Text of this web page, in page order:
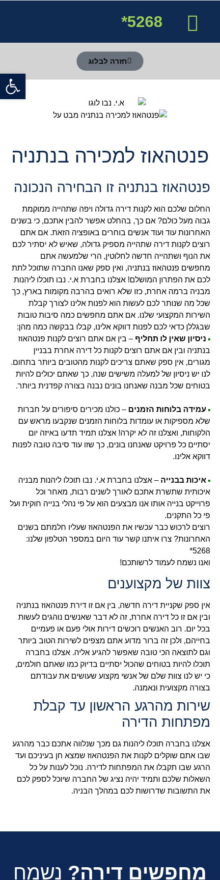
5268*
חזרה לבלוג
פנטהאוז למכירה בנתניה
פנטהאוז בנתניה זו הבחירה הנכונה
החלום שלכם הוא לקנות דירה גדולה ויפה שתהייה ממוקמת
גבוה מעל כולם? אם כך, בהחלט אפשר להבין אתכם, כי בשנים
האחרונות עוד ועוד אנשים בוחרים באופציה הזאת. אם אתם
רוצים לקנות דירה שתהייה מספיק גדולה, שאיש לא יסתיר לכם
את הנוף ושתהייה חדשה לחלוטין, הרי שלמעשה אתם
מחפשים פנטהאוז בנתניה, ואין ספק שאנו החברה שתוכל לתת
לכם את הפתרון המושלם! אצלנו בחברת א.י. נבו תוכלו ליהנות
מבניה ברמה אחרת, כזו שלא רואים בהרבה מקומות בארץ, כך
שכל מה שנותר לכם לעשות הוא לפנות אלינו לצורך קבלת
השירות המקצועי שלנו. אם אתם מחפשים כמה סיבות טובות
שבגללן כדאי לכם לפנות דווקא אלינו, קבלו בבקשה כמה מהן:
ניסיון שאין לו תחליף – בין אם אתם רוצים לקנות פנטהאוז
בנתניה ובין אם אתם רוצים לקנות כל דירה אחרת בבניין
מגורים, אין ספק שאתם צריכים לקנות מהטובים ביותר בתחום.
לנו יש ניסיון של למעלה משישים שנה, כך שאתם יכולים להיות
בטוחים שכל מבנה שאנחנו בונים נבנה בצורה קפדנית ביותר.
עמידה בלוחות הזמנים – כולנו מכירים סיפורים על חברות
שלא מספיקות או עומדות בלוחות הזמנים שנקבעו מראש עם
הלקוחות, ואצלנו זה לא יקרה! אצלנו תמיד תדעו באיזה יום
יסתיים כל פרויקט שאנחנו בונים, כך שזו עוד סיבה טובה לפנות
דווקא אלינו.
איכות בבנייה – אצלנו בחברת א.י. נבו תוכלו ליהנות מבניה
איכותית שתשרת אתכם לאורך לשנים רבות, מאחר וכל
פרוייקט בנייה אותו אנו מבצעים הוא על פי נהלי בנייה חוקית ועל
פי כל התקנים.
רוצים לרכוש כבר עכשיו את הפנטהאוז שעליו חלמתם בשנים
האחרונות? צרו איתנו קשר עוד היום במספר הטלפון שלנו:
5268*
ואנו נשמח לעמוד לרשותכם!
צוות של מקצוענים
אין ספק שקניית דירה חדשה, בין אם זו דירת פנטהאוז בנתניה
ובין אם זו כל דירה אחרת, זה לא דבר שאנשים נוהגים לעשות
בכל יום. רוב האנשים רוכשים דירות אולי פעם או פעמיים
בחייהם, ולכן זה ברור מדוע אתם מצפים לשירות הטוב ביותר
וגם לתוצאה הכי טובה שאפשר להגיע אליה. אצלנו בחברה
תוכלו להיות בטוחים שהכול יסתיים בדיוק כמו שאתם חולמים,
כי יש לנו צוות שלם של אנשי מקצוע שעושים את עבודתם
בצורה מקצועית ונאמנה.
שירות מהרגע הראשון עד קבלת
מפתחות הדירה
אצלנו בחברה תוכלו ליהנות גם מכך שנלווה אתכם כבר מהרגע
שבו אתם שוקלים לקנות את הפנטהאוז שמצא חן בעיניכם ועד
הרגע שבו תקבלו את המפתחות לדירה. נוכל לענות על כל
השאלות שלכם ותמיד יהיה נציג של החברה שיוכל לספק לכם
את התשובות שדרושות לכם במהלך הבניה.
מחפשים דירה? נשמח
פתח